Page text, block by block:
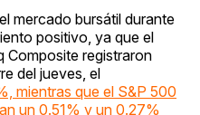
mercado bursátil durante
positivo, ya que el
Composite registraron
del jueves, el
mientras que el S&P 500
un 0.51% y un 0.27%